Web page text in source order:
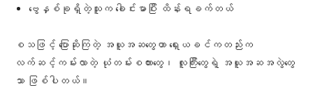
ဗွေနှစ်ခုရှိတဲ့သူက ခေါင်းမာပြီး ထိန်းရခက်တယ်
စသဖြင့် ပြောဆိုကြတဲ့ အယူအဆတွေဟာ ရှေးယခင်ကတည်းက
လက်ဆင့်ကမ်းလာတဲ့ ယုံတမ်းစကားတွေ၊ လူကြီးတွေရဲ့ အယူအဆအလွဲတွေ
သာ ဖြစ်ပါတယ်။